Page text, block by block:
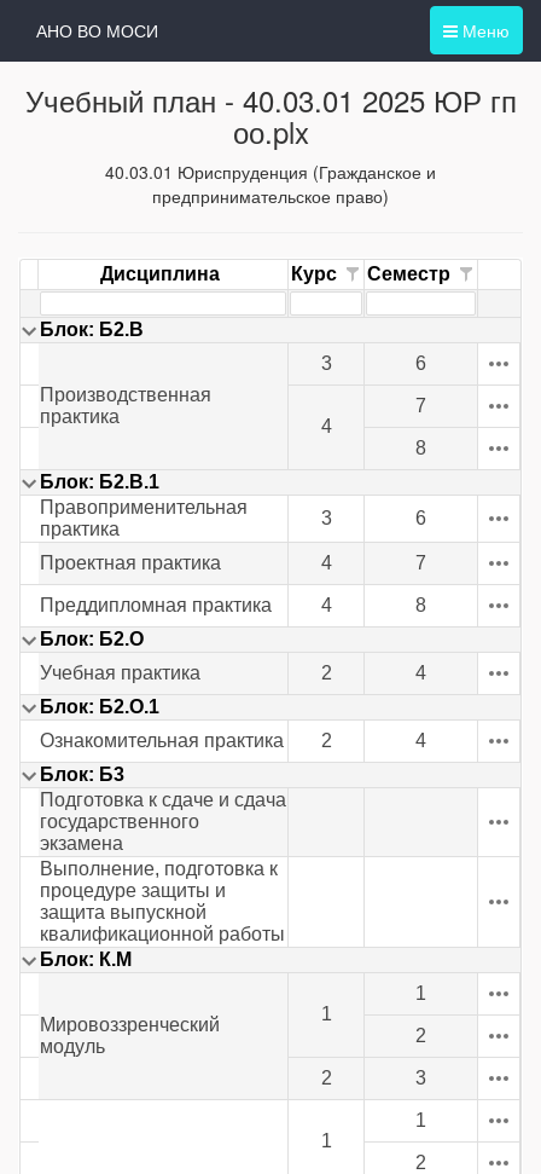
Меню
АНО ВО МОСИ
Учебный план - 40.03.01 2025 ЮР гп
оо.plx
40.03.01 Юриспруденция (Гражданское и
предпринимательское право)
Дисциплина Курс Семестр
Блок: Б2.В
Производственная
практика
3 6
4
7
8
Блок: Б2.В.1
Правоприменительная
практика
3 6
Проектная практика 4 7
Преддипломная практика 4
8
Блок: Б2.О
Учебная практика
2
4
Блок: Б2.О.1
Ознакомительная практика
2
4
Блок: Б3
Подготовка к сдаче и сдача
государственного
экзамена
Выполнение, подготовка к
процедуре защиты и
защита выпускной
квалификационной работы
Блок: К.М
Мировоззренческий
модуль
1
1
2
2 3
1
1
2